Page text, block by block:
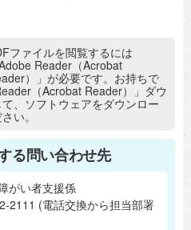
ファイルを閲覧するには
Adobe Reader（Acrobat
）」が必要です。お持ちで
（Acrobat Reader）」ダウ
、ソフトウェアをダウンロー
い。
る問い合わせ先
がい者支援係
2111 (電話交換から担当部署